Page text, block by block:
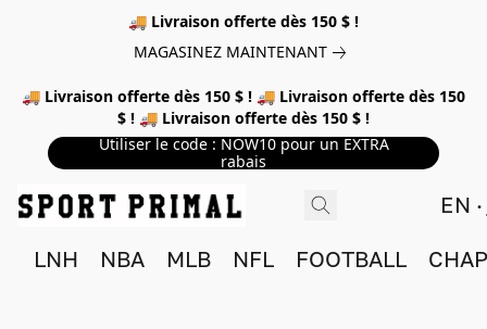
🚚 Livraison offerte dès 150 $ !
MAGASINEZ MAINTENANT
🚚 Livraison offerte dès 150 $ ! 🚚 Livraison offerte dès 150
$ ! 🚚 Livraison offerte dès 150 $ !
Utiliser le code : NOW10 pour un EXTRA
rabais
EN
LNH NBA MLB NFL FOOTBALL